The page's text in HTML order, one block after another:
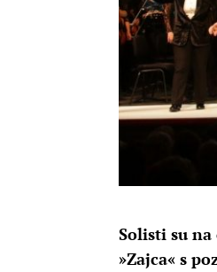
Solisti su
»Zajca« s